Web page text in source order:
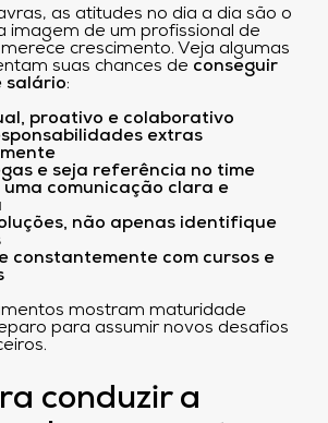
as atitudes no dia a dia são o
imagem de um profissional de
crescimento. Veja algumas
suas chances de conseguir
salário:
proativo e colaborativo
extras
e seja referência no time
comunicação clara e
não apenas identifique
constantemente com cursos e
mostram maturidade
para assumir novos desafios
conduzir a